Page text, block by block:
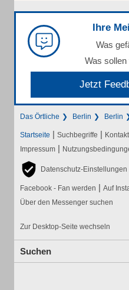
Ihre
Was
Was
Jetzt
Das Örtliche Berlin Berlin
Startseite | Suchbegriffe | Kontakt
Impressum |
Datenschutz-Einstellungen
Facebook - Fan werden | Auf
Über den Messenger suchen
Zur Desktop-Seite wechseln
Suchen